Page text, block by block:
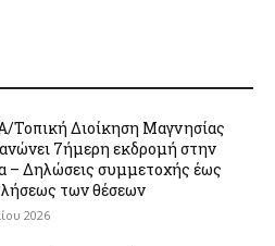
Τοπική Διοίκηση Μαγνησίας
7ήμερη εκδρομή στην
– Δηλώσεις συμμετοχής έως
των θέσεων
2026